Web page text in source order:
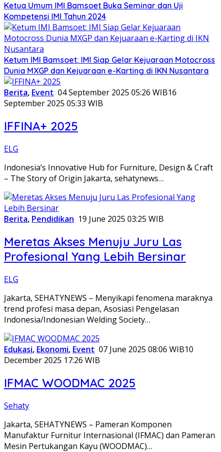
Ketua Umum IMI Bamsoet Buka Seminar dan Uji
Kompetensi IMI Tahun 2024
Ketum IMI Bamsoet: IMI Siap Gelar Kejuaraan Motocross
Dunia MXGP dan Kejuaraan e-Karting di IKN Nusantara
Berita, Event 04 September 2025 05:26 WIB16
September 2025 05:33 WIB
IFFINA+ 2025
ELG
Indonesia’s Innovative Hub for Furniture, Design & Craft
– The Story of Origin Jakarta, sehatynews…
Berita, Pendidikan 19 June 2025 03:25 WIB
Meretas Akses Menuju Juru Las
Profesional Yang Lebih Bersinar
ELG
Jakarta, SEHATYNEWS – Menyikapi fenomena maraknya
trend profesi masa depan, Asosiasi Pengelasan
Indonesia/Indonesian Welding Society…
Edukasi, Ekonomi, Event 07 June 2025 08:06 WIB10
December 2025 17:26 WIB
IFMAC WOODMAC 2025
Sehaty
Jakarta, SEHATYNEWS – Pameran Komponen
Manufaktur Furnitur Internasional (IFMAC) dan Pameran
Mesin Pertukangan Kayu (WOODMAC)…